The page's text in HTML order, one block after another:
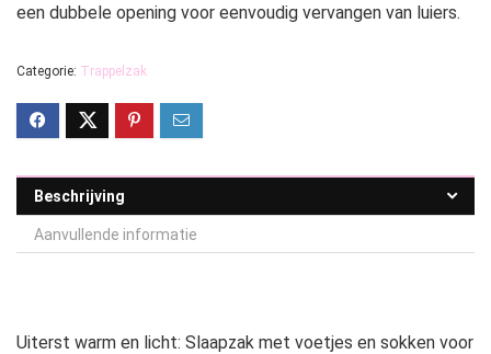
een dubbele opening voor eenvoudig vervangen van luiers.
Categorie: Trappelzak
Beschrijving
Aanvullende informatie
Uiterst warm en licht: Slaapzak met voetjes en sokken voor